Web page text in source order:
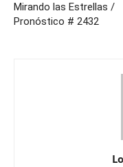
Mirando las Estrellas /
Pronóstico # 2432